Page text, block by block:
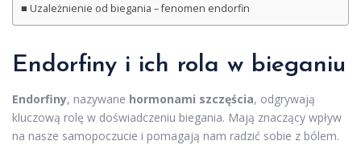
Uzależnienie od biegania – fenomen endorfin
Endorfiny i ich rola w bieganiu
Endorfiny, nazywane hormonami szczęścia, odgrywają
kluczową rolę w doświadczeniu biegania. Mają znaczący wpływ
na nasze samopoczucie i pomagają nam radzić sobie z bólem.